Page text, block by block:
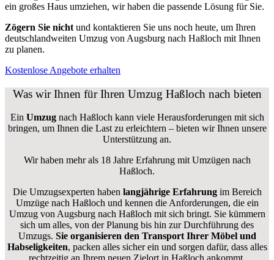
ein großes Haus umziehen, wir haben die passende Lösung für Sie.
Zögern Sie nicht und kontaktieren Sie uns noch heute, um Ihren
deutschlandweiten Umzug von Augsburg nach Haßloch mit Ihnen
zu planen.
Kostenlose Angebote erhalten
Was wir Ihnen für Ihren Umzug Haßloch nach bieten
Ein Umzugnach Haßloch kann viele Herausforderungen mit sich
bringen, um Ihnen die Last zu erleichtern – bieten wir Ihnen unsere
Unterstützung an.
Wir haben mehr als 18 Jahre Erfahrung mit Umzügen nach
Haßloch.
Die Umzugsexperten haben langjährige Erfahrungim Bereich
Umzüge nach Haßloch und kennen die Anforderungen, die ein
Umzug von Augsburg nach Haßloch mit sich bringt. Sie kümmern
sich um alles, von der Planung bis hin zur Durchführung des
Umzugs. Sie organisieren den Transport Ihrer Möbel und
Habseligkeiten, packen alles sicher ein und sorgen dafür, dass alles